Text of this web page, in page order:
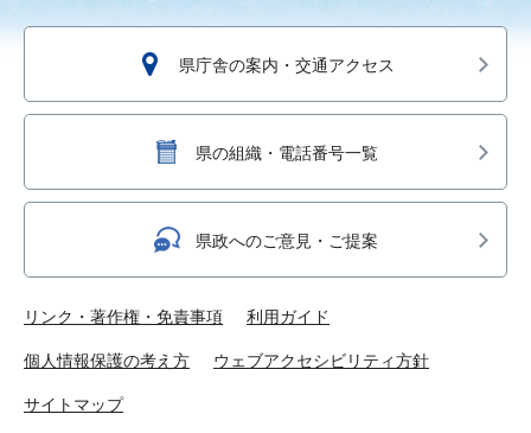
県庁舎の案内・交通アクセス
県の組織・電話番号一覧
県政へのご意見・ご提案
リンク・著作権・免責事項 利用ガイド
個人情報保護の考え方 ウェブアクセシビリティ方針
サイトマップ